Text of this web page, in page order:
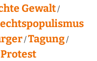
Gewalt
Tagung